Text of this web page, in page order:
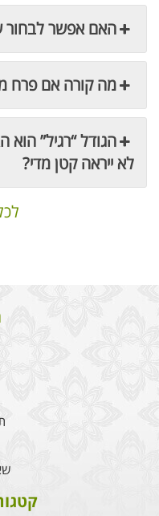
האם אפשר לבחור
מה קורה אם פרח
הגודל “רגיל”
לא ייראה קטן מדי?